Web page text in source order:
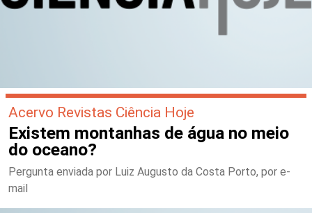
Acervo Revistas Ciência Hoje
Existem montanhas de água no meio
do oceano?
Pergunta enviada por Luiz Augusto da Costa Porto, por e-
mail